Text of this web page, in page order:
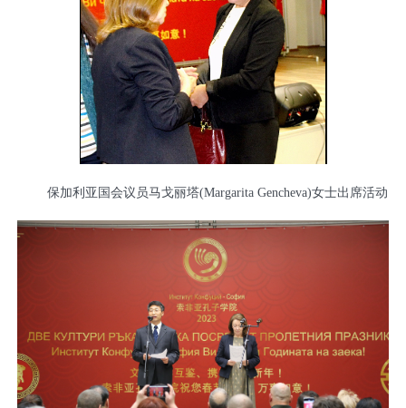
保加利亚国会议员马戈丽塔(Margarita Gencheva)女士出席活动